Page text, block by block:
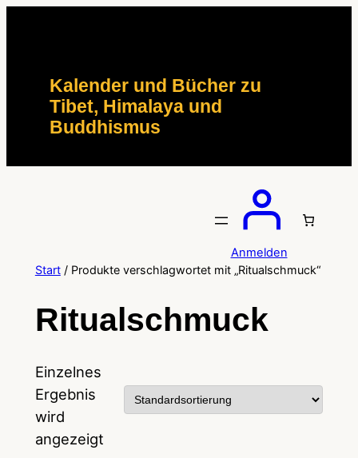
Kalender und Bücher zu
Tibet, Himalaya und
Buddhismus
Anmelden
Start/ Produkte verschlagwortet mit „Ritualschmuck“
Ritualschmuck
Einzelnes
Ergebnis
wird
angezeigt